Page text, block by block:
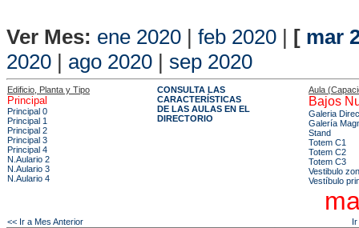
Ver Mes: ene 2020 | feb 2020 | [ mar
2020 | ago 2020 | sep 2020
Edificio, Planta y Tipo
Principal
Principal 0
Principal 1
Principal 2
Principal 3
Principal 4
N.Aulario 2
N.Aulario 3
N.Aulario 4
CONSULTA LAS
CARACTERÍSTICAS
DE LAS AULAS EN EL
DIRECTORIO
Aula
Bajos
Galeria
Galería
Stand
Totem C1
Totem C2
Totem C3
Vestibulo
Vestíbulo
<< Ir a Mes Anterior